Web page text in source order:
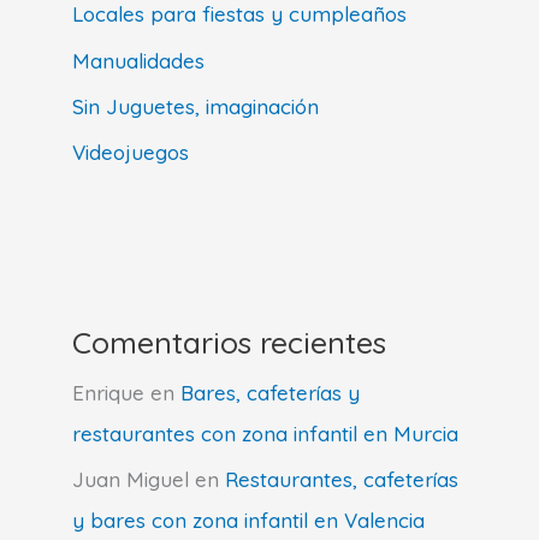
Locales para fiestas y cumpleaños
Manualidades
Sin Juguetes, imaginación
Videojuegos
Comentarios recientes
Enrique en Bares, cafeterías y
restaurantes con zona infantil en Murcia
Juan Miguel en Restaurantes, cafeterías
y bares con zona infantil en Valencia